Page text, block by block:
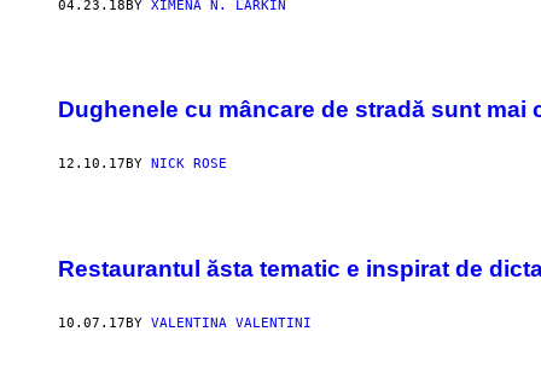
04.23.18BY XIMENA N. LARKIN
Dughenele cu mâncare de stradă sunt mai
12.10.17 BY NICK ROSE
Restaurantul ăsta tematic e inspirat de
10.07.17BY VALENTINA VALENTINI